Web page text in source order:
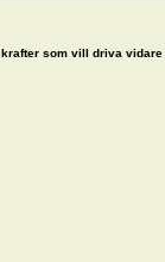
som vill driva vidare